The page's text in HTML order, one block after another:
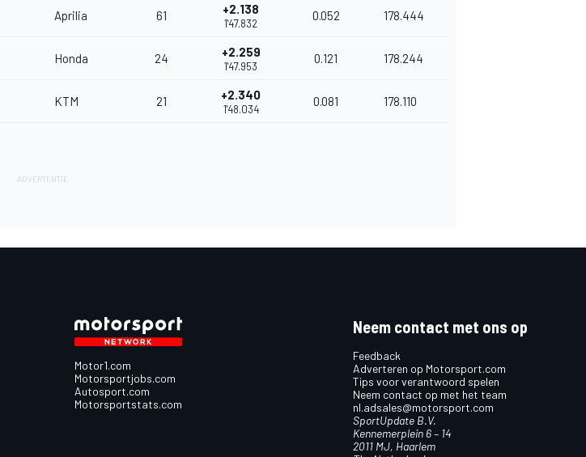
Aprilia 61 +2.138
1'47.832
0.052 178.444
Honda 24 +2.259
1'47.953
0.121 178.244
KTM 21 +2.340
1'48.034
0.081 178.110
Motor1.com
Motorsportjobs.com
Autosport.com
Motorsportstats.com
Neem contact met ons op
Feedback
Adverteren op Motorsport.com
Tips voor verantwoord spelen
Neem contact op met het team
nl.adsales@motorsport.com
SportUpdate B.V.
Kennemerplein 6 – 14
2011 MJ, Haarlem